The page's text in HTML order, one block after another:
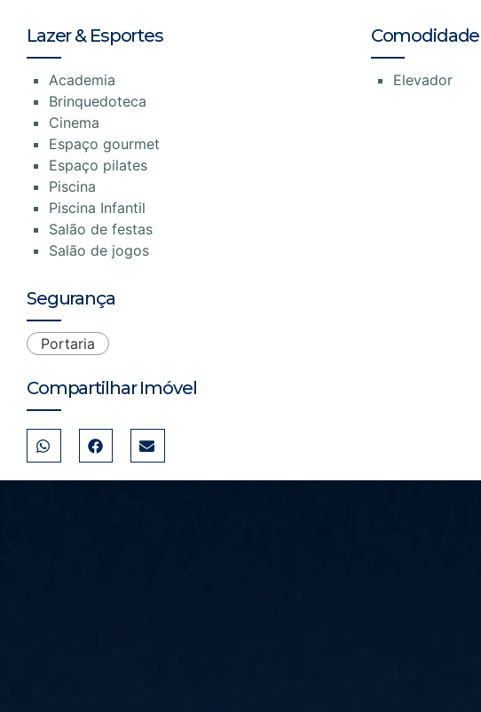
Lazer & Esportes
Academia
Brinquedoteca
Cinema
Espaço gourmet
Espaço pilates
Piscina
Piscina Infantil
Salão de festas
Salão de jogos
Comodidade
Elevador
Segurança
Portaria
Compartilhar Imóvel